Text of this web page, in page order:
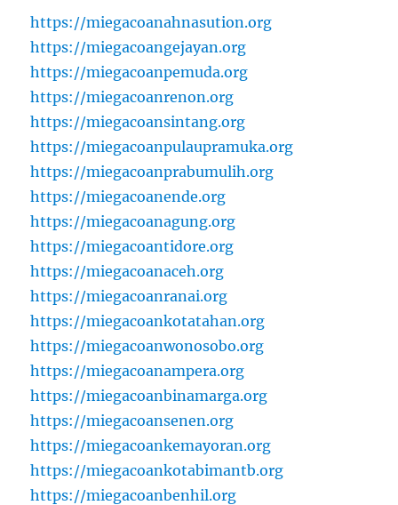
https://miegacoanahnasution.org
https://miegacoangejayan.org
https://miegacoanpemuda.org
https://miegacoanrenon.org
https://miegacoansintang.org
https://miegacoanpulaupramuka.org
https://miegacoanprabumulih.org
https://miegacoanende.org
https://miegacoanagung.org
https://miegacoantidore.org
https://miegacoanaceh.org
https://miegacoanranai.org
https://miegacoankotatahan.org
https://miegacoanwonosobo.org
https://miegacoanampera.org
https://miegacoanbinamarga.org
https://miegacoansenen.org
https://miegacoankemayoran.org
https://miegacoankotabimantb.org
https://miegacoanbenhil.org